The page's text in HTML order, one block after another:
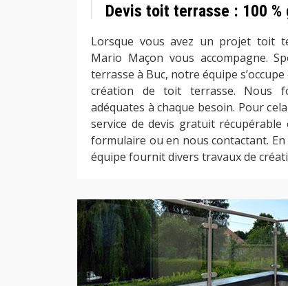
Devis toit terrasse : 100 %
Lorsque vous avez un projet toit
Mario Maçon vous accompagne.
terrasse à Buc, notre équipe
création de toit terrasse. Nous
adéquates à chaque besoin. Pour
service de devis gratuit
formulaire ou en nous contactant.
équipe fournit divers travaux de